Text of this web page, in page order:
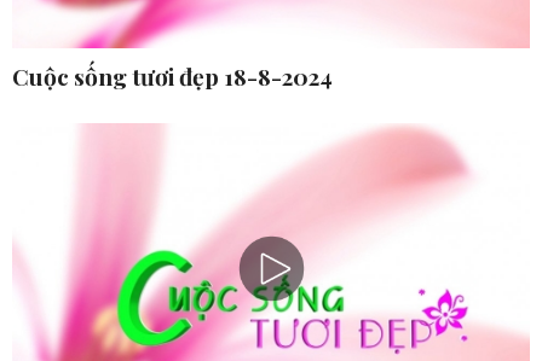
Cuộc sống tươi đẹp 18-8-2024